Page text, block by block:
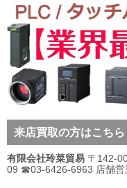
来店買取の方はこちら
有限会社玲菜貿易 〒142-
09 ☎03-6426-6963 店舗営